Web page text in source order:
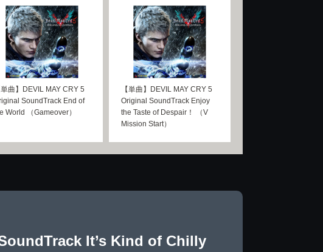
単曲】DEVIL MAY CRY 5
SoundTrack End of
World （Gameover）
【単曲】DEVIL MAY CRY 5
Original SoundTrack Enjoy
the Taste of Despair！ （V
Mission Start）
It’s Kind of Chilly